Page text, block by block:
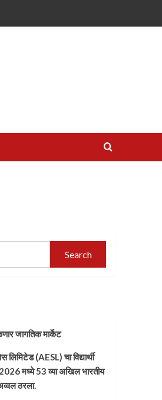
Search
जागतिक मार्केट
(AESL) चा विद्यार्थी
मध्ये 53 व्या अखिल भारतीय
ठरला.